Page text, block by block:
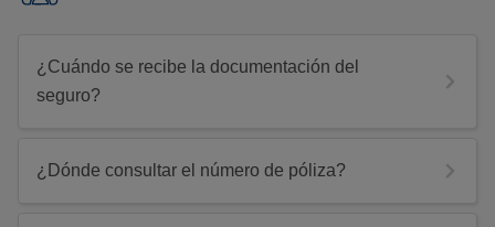
¿Cuándo se recibe la documentación del
seguro?
¿Dónde consultar el número de póliza?